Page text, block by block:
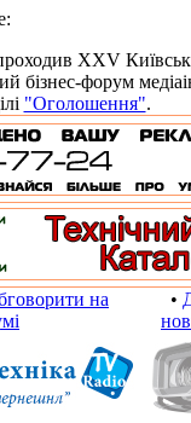
XXV
форум
"Оголошення".
на
•